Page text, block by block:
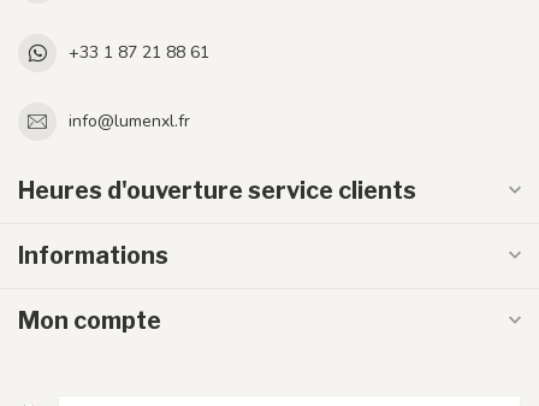
+33 1 87 21 88 61
info@lumenxl.fr
Heures d'ouverture service clients
Informations
Mon compte